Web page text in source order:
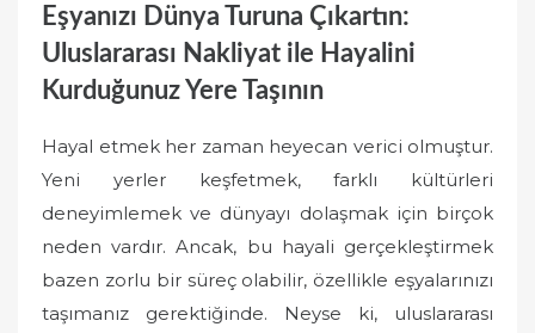
Eşyanızı Dünya Turuna Çıkartın:
Uluslararası Nakliyat ile Hayalini
Kurduğunuz Yere Taşının
Hayal etmek her zaman heyecan verici olmuştur.
Yeni yerler keşfetmek, farklı kültürleri
deneyimlemek ve dünyayı dolaşmak için birçok
neden vardır. Ancak, bu hayali gerçekleştirmek
bazen zorlu bir süreç olabilir, özellikle eşyalarınızı
taşımanız gerektiğinde. Neyse ki, uluslararası